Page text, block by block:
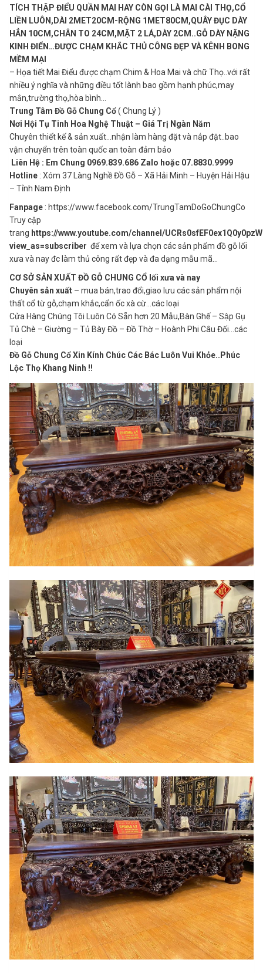
TÍCH THẬP ĐIỂU QUẦN MAI HAY CÒN GỌI LÀ MAI CÀI THỌ,CỔ
LIỀN LUÔN,DÀI 2MET20CM-RỘNG 1MET80CM,QUÂY ĐỤC DÀY
HẲN 10CM,CHÂN TO 24CM,MẶT 2 LÁ,DÀY 2CM..GỖ DÀY NẶNG
KINH ĐIỂN…ĐƯỢC CHẠM KHẮC THỦ CÔNG ĐẸP VÀ KÊNH BONG
MỀM MẠI
– Họa tiết Mai Điểu được chạm Chim & Hoa Mai và chữ Thọ..với rất
nhiều ý nghĩa và những điều tốt lành bao gồm hạnh phúc,may
mắn,trường thọ,hòa bình…
Trung Tâm Đồ Gỗ Chung Cổ( Chung Lý )
Nơi Hội Tụ Tinh Hoa Nghệ Thuật – Giá Trị Ngàn Năm
Chuyên thiết kế & sản xuất…nhận làm hàng đặt và nắp đặt..bao
vận chuyển trên toàn quốc an toàn đảm bảo
Liên Hệ : Em Chung 0969.839.686 Zalo hoặc 07.8830.9999
Hotline : Xóm 37 Làng Nghề Đồ Gỗ – Xã Hải Minh – Huyện Hải Hậu
– Tỉnh Nam Định
Fanpage : https://www.facebook.com/TrungTamDoGoChungCo
Truy cập
trang https://www.youtube.com/channel/
view_as=subscriber để xem và lựa chọn các sản phẩm đồ gỗ lối
xưa và nay đc làm thủ công rất đẹp và đa dạng mẫu mã…
CƠ SỞ SẢN XUẤT ĐỒ GỖ CHUNG CỔ lối xưa và nay
Chuyên sản xuất – mua bán,trao đổi,giao lưu các sản phẩm nội
thất cổ từ gỗ,chạm khắc,cẩn ốc xà cừ…các loại
Cửa Hàng Chúng Tôi Luôn Có Sẵn hơn 20 Mẫu,Bàn Ghế – Sập Gụ
Tủ Chè – Giường – Tủ Bày Đồ – Đồ Thờ – Hoành Phi Câu Đối…các
loại
Đồ Gỗ Chung Cổ Xin Kính Chúc Các Bác Luôn Vui Khỏe..Phúc
Lộc Thọ Khang Ninh !!